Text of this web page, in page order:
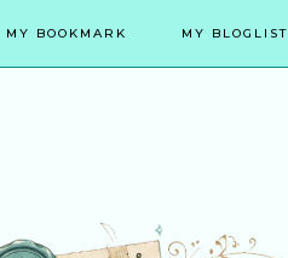
MY BOOKMARK MY BLOGLIST